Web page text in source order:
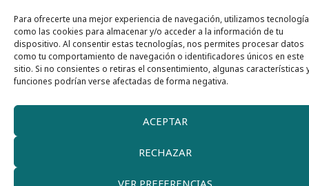
Para ofrecerte una mejor experiencia de navegación, utilizamos
como las cookies para almacenar y/o acceder a la información de tu
dispositivo. Al consentir estas tecnologías, nos permites procesar datos
como tu comportamiento de navegación o identificadores únicos en este
sitio. Si no consientes o retiras el consentimiento, algunas características
funciones podrían verse afectadas de forma negativa.
ACEPTAR
RECHAZAR
VER PREFERENCIAS